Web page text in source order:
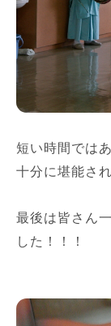
短い時間では
十分に堪能さ
最後は皆さん
した！！！